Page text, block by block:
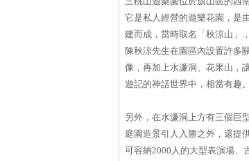
它是私人經營的遊樂花園，是
建而成，當時取名「秋涼山」
陳秋涼先生在園區內設置許多
像，再加上水濂洞、花果山，
遊記的神話世界中，相當有趣。
另外，在水濂洞上方有三個巨
庭園造景引人入勝之外，還提
可容納2000人的大型表演場、